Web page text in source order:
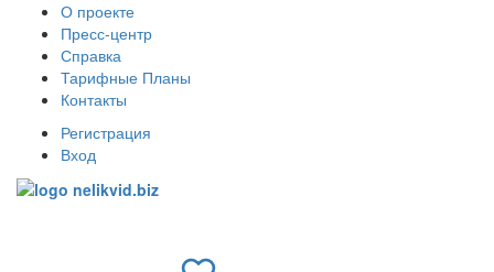
О проекте
Пресс-центр
Справка
Тарифные Планы
Контакты
Регистрация
Вход